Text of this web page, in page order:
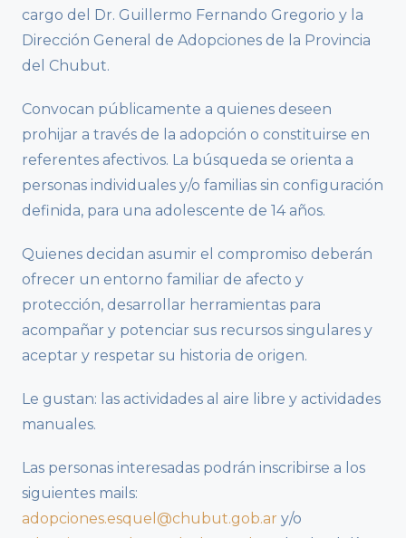
cargo del Dr. Guillermo Fernando Gregorio y la
Dirección General de Adopciones de la Provincia
del Chubut.
Convocan públicamente a quienes deseen
prohijar a través de la adopción o constituirse en
referentes afectivos. La búsqueda se orienta a
personas individuales y/o familias sin configuración
definida, para una adolescente de 14 años.
Quienes decidan asumir el compromiso deberán
ofrecer un entorno familiar de afecto y
protección, desarrollar herramientas para
acompañar y potenciar sus recursos singulares y
aceptar y respetar su historia de origen.
Le gustan: las actividades al aire libre y actividades
manuales.
Las personas interesadas podrán inscribirse a los
siguientes mails:
adopciones.esquel@chubut.gob.ar y/o